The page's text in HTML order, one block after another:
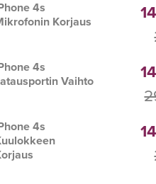
4s
Korjaus
4s
Vaihto
4s